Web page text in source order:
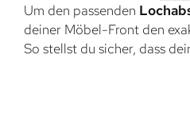
Um den passenden
deiner Möbel-Front den
So stellst du sicher, dass